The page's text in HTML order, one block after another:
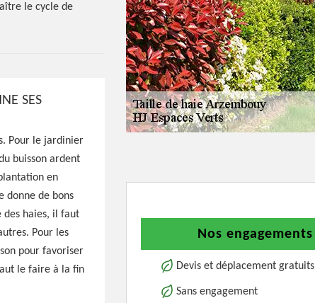
le cycle de
SES
Pour le jardinier
buisson ardent
en
donne de bons
des haies, il faut
Pour les
pour favoriser
le faire à la fin
Nos engagements
Devis et déplacement gratuits
Sans engagement